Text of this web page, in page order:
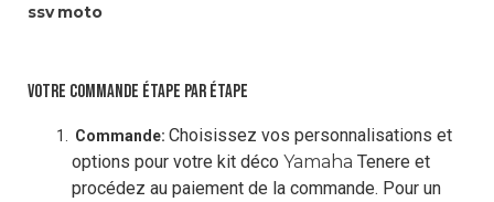
ssv moto
VOTRE COMMANDE ÉTAPE PAR ÉTAPE
Commande: Choisissez vos personnalisations et
options pour votre kit déco Yamaha Tenere et
procédez au paiement de la commande. Pour un